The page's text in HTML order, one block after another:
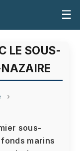
☰
LE SOUS-
sous-
marins